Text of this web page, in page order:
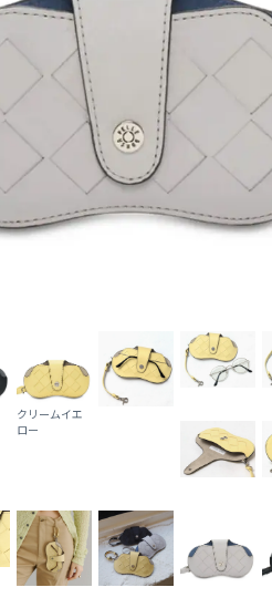
クリームイエ
ロー